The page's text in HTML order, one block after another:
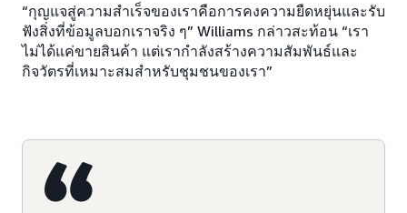
“กุญแจสู่ความสำเร็จของเราคือการคงความยืดหยุ่นและรับ
ฟังสิ่งที่ข้อมูลบอกเราจริง ๆ” Williams กล่าวสะท้อน “เรา
ไม่ได้แค่ขายสินค้า แต่เรากำลังสร้างความสัมพันธ์และ
กิจวัตรที่เหมาะสมสำหรับชุมชนของเรา”